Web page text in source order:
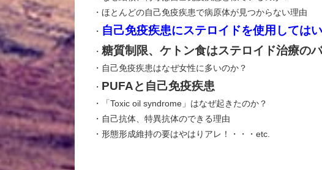
・ほとんどの自己免疫疾患で病原体が見つからない理由
・ 自己免疫疾患にステロイドを使用しては
・ 糖質制限、ケトン食はステロイド治療の
・自己免疫疾患はなぜ女性に多いのか？
・ PUFAと自己免疫疾患
・「Toxic oil syndrome」はなぜ起きたのか？
・自己抗体、特異抗体のできる理由
・形態形成維持の要はやはりアレ！・・・etc.